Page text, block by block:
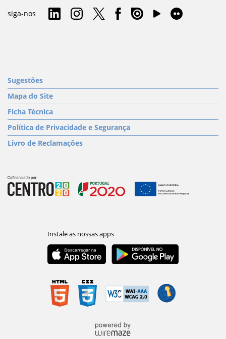
siga-nos
Sugestões
Mapa do Site
Ficha Técnica
Política de Privacidade e Segurança
Livro de Reclamações